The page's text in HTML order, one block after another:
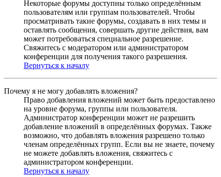
Некоторые форумы доступны только определённым
пользователям или группам пользователей. Чтобы
просматривать такие форумы, создавать в них темы и
оставлять сообщения, совершать другие действия, вам
может потребоваться специальное разрешение.
Свяжитесь с модератором или администратором
конференции для получения такого разрешения.
Вернуться к началу
Почему я не могу добавлять вложения?
Право добавления вложений может быть предоставлено
на уровне форума, группы или пользователя.
Администратор конференции может не разрешить
добавление вложений в определённых форумах. Также
возможно, что добавлять вложения разрешено только
членам определённых групп. Если вы не знаете, почему
не можете добавлять вложения, свяжитесь с
администратором конференции.
Вернуться к началу